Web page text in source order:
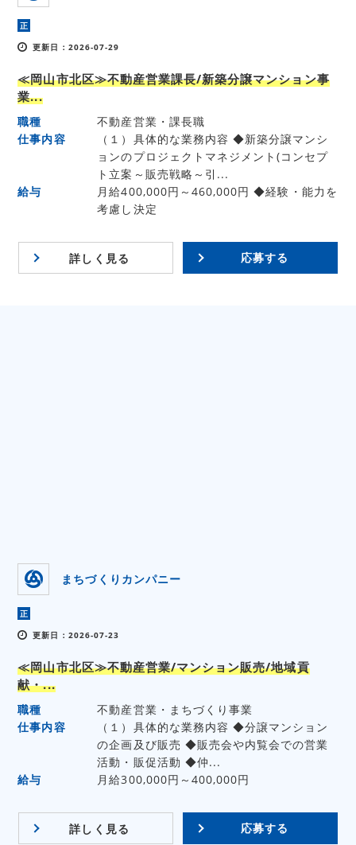
正
更新日：2026-07-29
≪岡山市北区≫不動産営業課長/新築分譲マンション事
業...
職種
不動産営業・課長職
仕事内容
（１）具体的な業務内容 ◆新築分譲マンシ
ョンのプロジェクトマネジメント(コンセプ
ト立案～販売戦略～引...
給与
月給400,000円～460,000円 ◆経験・能力を
考慮し決定
詳しく見る 応募する
まちづくりカンパニー
正
更新日：2026-07-23
≪岡山市北区≫不動産営業/マンション販売/地域貢
献・...
職種
不動産営業・まちづくり事業
仕事内容
（１）具体的な業務内容 ◆分譲マンション
の企画及び販売 ◆販売会や内覧会での営業
活動・販促活動 ◆仲...
給与
月給300,000円～400,000円
詳しく見る 応募する